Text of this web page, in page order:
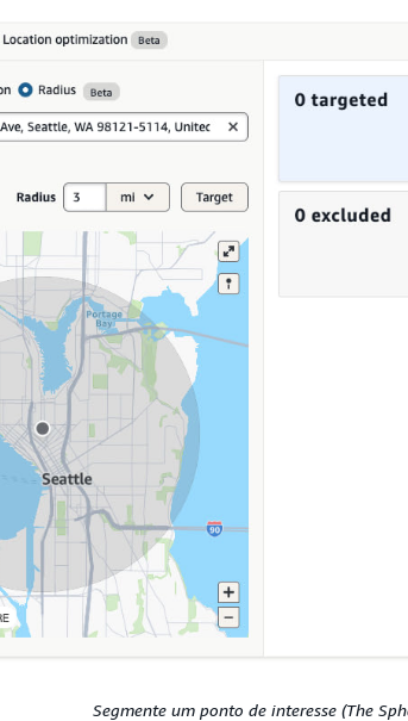
Segmente um ponto de interesse (The